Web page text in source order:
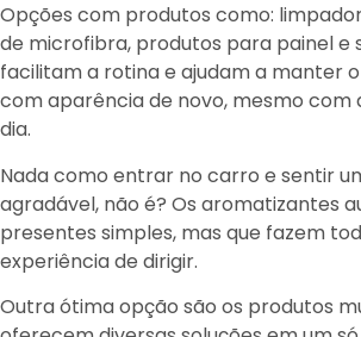
Opções com produtos como:
de microfibra, produtos para painel e
facilitam a rotina e ajudam a manter
com aparência de novo, mesmo com
dia.
Nada como entrar no carro e sentir
agradável, não é? Os aromatizantes
presentes simples, mas que fazem
experiência de dirigir.
Outra ótima opção são os produtos